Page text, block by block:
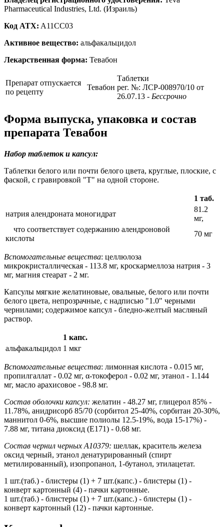
Pharmaceutical Industries, Ltd. (Израиль)
Код ATX: A11CC03
Активное вещество: альфакальцидол
Лекарственная форма: Тевабон
Препарат отпускается
по рецепту
Тевабон
Таблетки
рег. №: ЛСР-008970/10 от
26.07.13 - Бессрочно
Форма выпуска, упаковка и состав
препарата Тевабон
Набор таблеток и капсул:
Таблетки белого или почти белого цвета, круглые, плоские, с
фаской, с гравировкой "Т" на одной стороне.
1 таб.
натрия алендроната моногидрат
81.2
мг,
что соответствует содержанию алендроновой
кислоты
70 мг
Вспомогательные вещества: целлюлоза
микрокристаллическая - 113.8 мг, кроскармеллоза натрия - 3
мг, магния стеарат - 2 мг.
Капсулы мягкие желатиновые, овальные, белого или почти
белого цвета, непрозрачные, с надписью "1.0" черными
чернилами; содержимое капсул - бледно-желтый масляный
раствор.
1 капс.
альфакальцидол 1 мкг
Вспомогательные вещества: лимонная кислота - 0.015 мг,
пропилгаллат - 0.02 мг, α-токоферол - 0.02 мг, этанол - 1.144
мг, масло арахисовое - 98.8 мг.
Состав оболочки капсул: желатин - 48.27 мг, глицерол 85% -
11.78%, анидрисорб 85/70 (сорбитол 25-40%, сорбитан 20-30%,
маннитол 0-6%, высшие полиолы 12.5-19%, вода 15-17%) -
7.88 мг, титана диоксид (Е171) - 0.68 мг.
Состав чернил черных А10379: шеллак, краситель железа
оксид черный, этанол денатурированный (спирт
метилированный), изопропанол, 1-бутанол, этилацетат.
1 шт.(таб.) - блистеры (1) + 7 шт.(капс.) - блистеры (1) -
конверт картонный (4) - пачки картонные.
1 шт.(таб.) - блистеры (1) + 7 шт.(капс.) - блистеры (1) -
конверт картонный (12) - пачки картонные.